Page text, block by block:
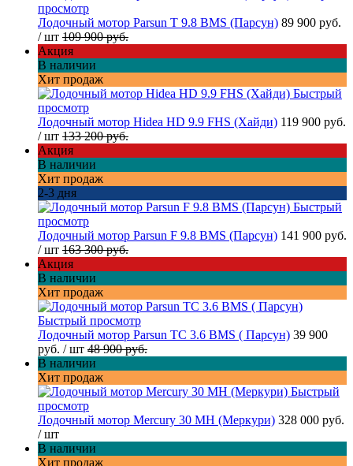
просмотр
Лодочный мотор Parsun T 9.8 BMS (Парсун) 89 900 руб.
/ шт 109 900 руб.
Акция
В наличии
Хит продаж
Быстрый
просмотр
Лодочный мотор Hidea HD 9.9 FHS (Хайди) 119 900 руб.
/ шт 133 200 руб.
Акция
В наличии
Хит продаж
2-3 дня
Быстрый
просмотр
Лодочный мотор Parsun F 9.8 BMS (Парсун) 141 900 руб.
/ шт 163 300 руб.
Акция
В наличии
Хит продаж
Быстрый просмотр
Лодочный мотор Parsun TC 3.6 BMS ( Парсун) 39 900
руб. / шт 48 900 руб.
В наличии
Хит продаж
Быстрый
просмотр
Лодочный мотор Mercury 30 MH (Меркури) 328 000 руб.
/ шт
В наличии
Хит продаж